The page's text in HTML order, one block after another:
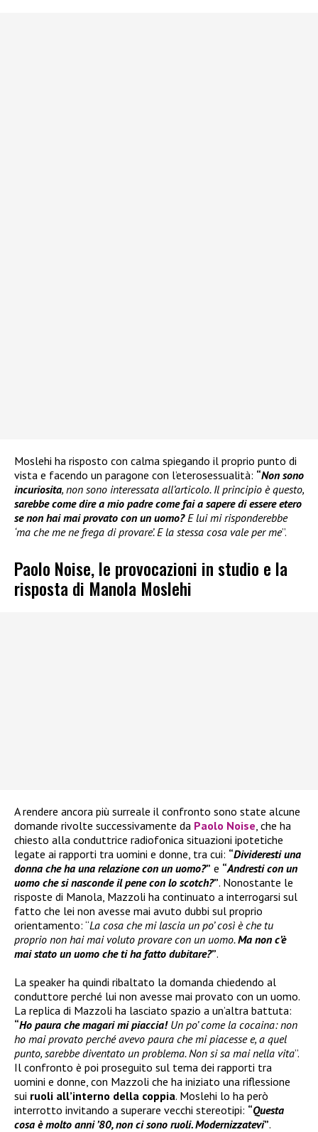
Moslehi ha risposto con calma spiegando il proprio punto di
vista e facendo un paragone con l’eterosessualità: “Non sono
incuriosita, non sono interessata all’articolo. Il principio è questo,
sarebbe come dire a mio padre come fai a sapere di essere etero
se non hai mai provato con un uomo?E lui mi risponderebbe
‘ma che me ne frega di provare’. E la stessa cosa vale per me”.
Paolo Noise, le provocazioni in studio e la
risposta di Manola Moslehi
A rendere ancora più surreale il confronto sono state alcune
domande rivolte successivamente da Paolo Noise , che ha
chiesto alla conduttrice radiofonica situazioni ipotetiche
legate ai rapporti tra uomini e donne, tra cui: “Divideresti una
donna che ha una relazione con un uomo?” e “Andresti con un
uomo che si nasconde il pene con lo scotch?”. Nonostante le
risposte di Manola, Mazzoli ha continuato a interrogarsi sul
fatto che lei non avesse mai avuto dubbi sul proprio
orientamento: “La cosa che mi lascia un po’ così è che tu
proprio non hai mai voluto provare con un uomo.Ma non c’è
mai stato un uomo che ti ha fatto dubitare?”.
La speaker ha quindi ribaltato la domanda chiedendo al
conduttore perché lui non avesse mai provato con un uomo.
La replica di Mazzoli ha lasciato spazio a un’altra battuta:
“Ho paura che magari mi piaccia! Un po’ come la cocaina: non
ho mai provato perché avevo paura che mi piacesse e, a quel
punto, sarebbe diventato un problema. Non si sa mai nella vita”.
Il confronto è poi proseguito sul tema dei rapporti tra
uomini e donne, con Mazzoli che ha iniziato una riflessione
sui ruoli all’interno della coppia. Moslehi lo ha però
interrotto invitando a superare vecchi stereotipi: “Questa
cosa è molto anni ’80, non ci sono ruoli. Modernizzatevi”.